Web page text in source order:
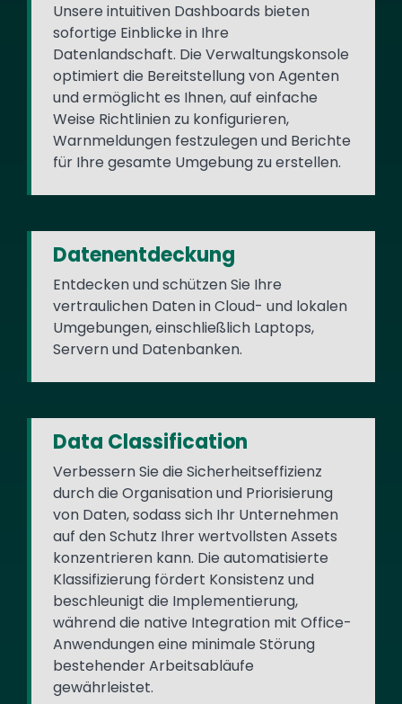
Unsere intuitiven Dashboards bieten
sofortige Einblicke in Ihre
Datenlandschaft. Die Verwaltungskonsole
optimiert die Bereitstellung von Agenten
und ermöglicht es Ihnen, auf einfache
Weise Richtlinien zu konfigurieren,
Warnmeldungen festzulegen und Berichte
für Ihre gesamte Umgebung zu erstellen.
Datenentdeckung
Entdecken und schützen Sie Ihre
vertraulichen Daten in Cloud- und lokalen
Umgebungen, einschließlich Laptops,
Servern und Datenbanken.
Data Classification
Verbessern Sie die Sicherheitseffizienz
durch die Organisation und Priorisierung
von Daten, sodass sich Ihr Unternehmen
auf den Schutz Ihrer wertvollsten Assets
konzentrieren kann. Die automatisierte
Klassifizierung fördert Konsistenz und
beschleunigt die Implementierung,
während die native Integration mit Office-
Anwendungen eine minimale Störung
bestehender Arbeitsabläufe
gewährleistet.